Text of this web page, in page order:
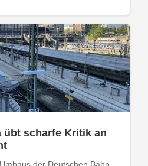
übt scharfe Kritik an